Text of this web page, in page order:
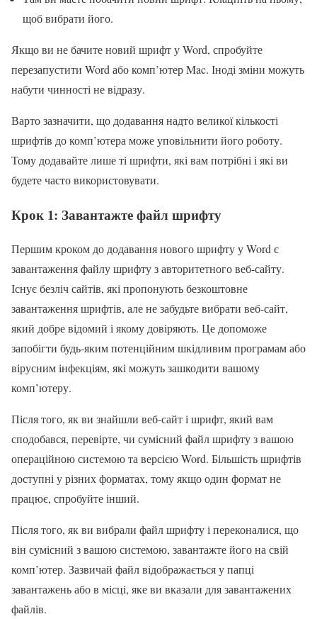
щоб вибрати його.
Якщо ви не бачите новий шрифт у Word, спробуйте
перезапустити Word або комп’ютер Mac. Іноді зміни можуть
набути чинності не відразу.
Варто зазначити, що додавання надто великої кількості
шрифтів до комп’ютера може уповільнити його роботу.
Тому додавайте лише ті шрифти, які вам потрібні і які ви
будете часто використовувати.
Крок 1: Завантажте файл шрифту
Першим кроком до додавання нового шрифту у Word є
завантаження файлу шрифту з авторитетного веб-сайту.
Існує безліч сайтів, які пропонують безкоштовне
завантаження шрифтів, але не забудьте вибрати веб-сайт,
який добре відомий і якому довіряють. Це допоможе
запобігти будь-яким потенційним шкідливим програмам або
вірусним інфекціям, які можуть зашкодити вашому
комп’ютеру.
Після того, як ви знайшли веб-сайт і шрифт, який вам
сподобався, перевірте, чи сумісний файл шрифту з вашою
операційною системою та версією Word. Більшість шрифтів
доступні у різних форматах, тому якщо один формат не
працює, спробуйте інший.
Після того, як ви вибрали файл шрифту і переконалися, що
він сумісний з вашою системою, завантажте його на свій
комп’ютер. Зазвичай файл відображається у папці
завантажень або в місці, яке ви вказали для завантажених
файлів.